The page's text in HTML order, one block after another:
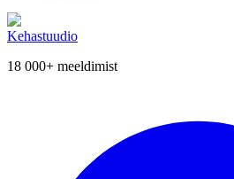
Kehastuudio
18 000+ meeldimist